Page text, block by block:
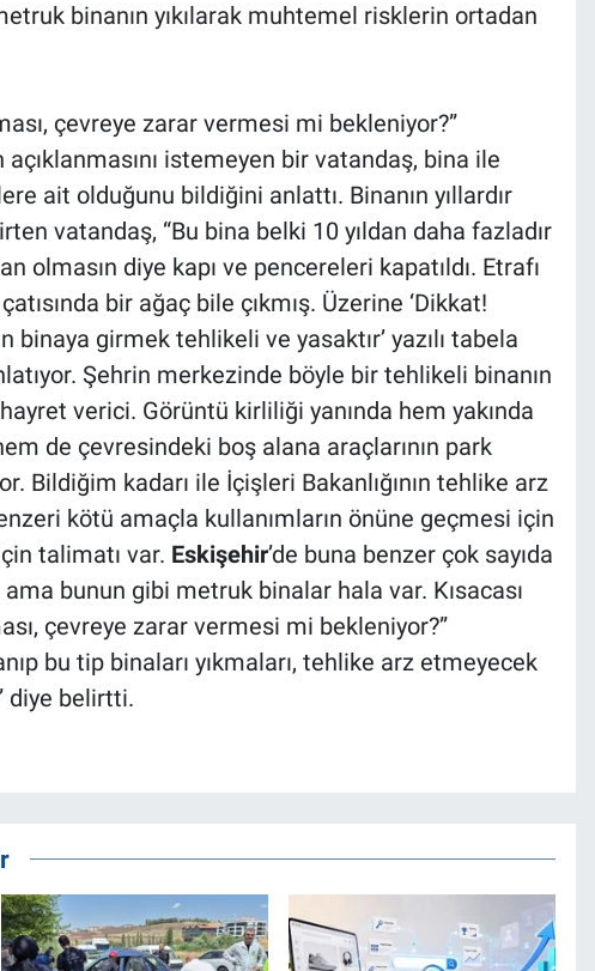
binanın yıkılarak muhtemel risklerin ortadan
çevreye zarar vermesi mi bekleniyor?”
istemeyen bir vatandaş, bina ile
ait olduğunu bildiğini anlattı. Binanın yıllardır
vatandaş, “Bu bina belki 10 yıldan daha fazladır
olmasın diye kapı ve pencereleri kapatıldı. Etrafı
bir ağaç bile çıkmış. Üzerine ‘Dikkat!
binaya girmek tehlikeli ve yasaktır’ yazılı tabela
Şehrin merkezinde böyle bir tehlikeli binanın
verici. Görüntü kirliliği yanında hem yakında
de çevresindeki boş alana araçlarının park
Bildiğim kadarı ile İçişleri Bakanlığının tehlike arz
kötü amaçla kullanımların önüne geçmesi için
talimatı var. Eskişehir’de buna benzer çok sayıda
ama bunun gibi metruk binalar hala var. Kısacası
çevreye zarar vermesi mi bekleniyor?”
bu tip binaları yıkmaları, tehlike arz etmeyecek
diye belirtti.